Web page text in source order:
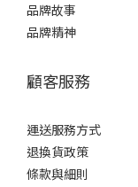
品牌故事
品牌精神
顧客服務
運送服務方式
退換貨政策
條款與細則